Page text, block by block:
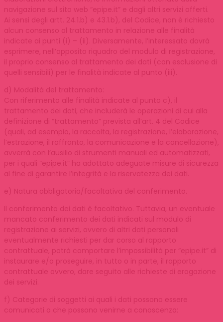
navigazione sul sito web “epipe.it” e dagli altri servizi offerti.
Ai sensi degli artt. 24.1.b) e 43.1.b), del Codice, non è richiesto
alcun consenso al trattamento in relazione alle finalità
indicate ai punti (i) – (ii). Diversamente, l’interessato dovrà
esprimere, nell’apposito riquadro del modulo di registrazione,
il proprio consenso al trattamento dei dati (con esclusione di
quelli sensibili) per le finalità indicate al punto (iii).
d) Modalità del trattamento:
Con riferimento alle finalità indicate al punto c), il
trattamento dei dati, che includerà le operazioni di cui alla
definizione di “trattamento” prevista all’art. 4 del Codice
(quali, ad esempio, la raccolta, la registrazione, l’elaborazione,
l’estrazione, il raffronto, la comunicazione e la cancellazione),
avverrà con l’ausilio di strumenti manuali ed automatizzati,
per i quali “epipe.it” ha adottato adeguate misure di sicurezza
al fine di garantire l’integrità e la riservatezza dei dati.
e) Natura obbligatoria/facoltativa del conferimento.
Il conferimento dei dati è facoltativo. Tuttavia, un eventuale
mancato conferimento dei dati indicati sul modulo di
registrazione ai servizi, ovvero di altri dati personali
eventualmente richiesti per dar corso al rapporto
contrattuale, potrà comportare l’impossibilità per “epipe.it” di
instaurare e/o proseguire, in tutto o in parte, il rapporto
contrattuale ovvero, dare seguito alle richieste di erogazione
dei servizi.
f) Categorie di soggetti ai quali i dati possono essere
comunicati o che possono venirne a conoscenza: